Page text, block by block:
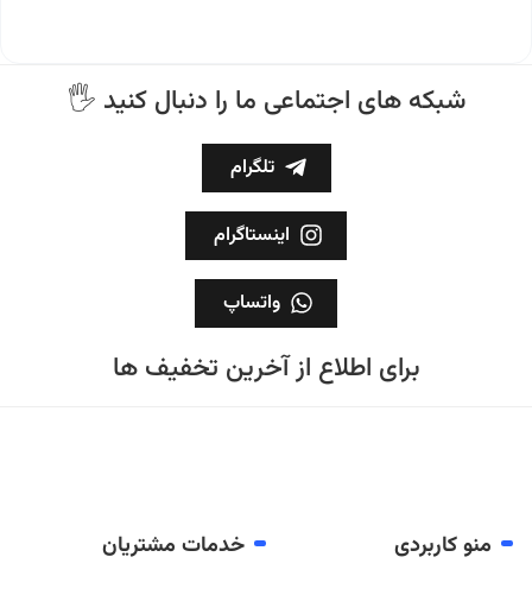
🖐 شبکه های اجتماعی ما را دنبال کنید
تلگرام
اینستاگرام
واتساپ
برای اطلاع از آخرین تخفیف ها
منو کاربردی خدمات مشتریان